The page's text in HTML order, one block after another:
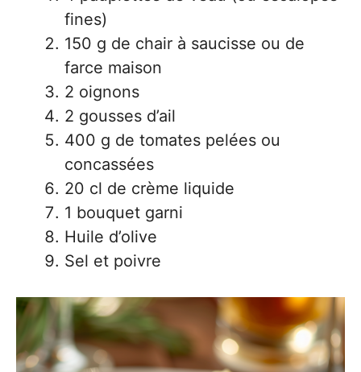
fines)
150 g de chair à saucisse ou de
farce maison
2 oignons
2 gousses d’ail
400 g de tomates pelées ou
concassées
20 cl de crème liquide
1 bouquet garni
Huile d’olive
Sel et poivre